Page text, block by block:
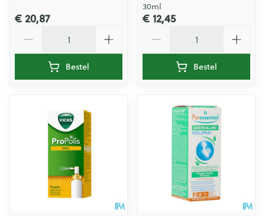
€ 20,87
Bestel
30ml
€ 12,45
Bestel